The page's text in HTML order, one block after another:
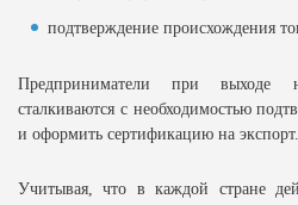
подтверждение происхождения
Предприниматели при выходе
сталкиваются с необходимостью
и оформить сертификацию на экспорт.
Учитывая, что в каждой стране